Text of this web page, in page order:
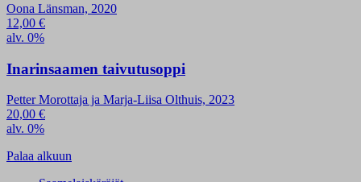
Oona Länsman, 2020
12,00 €
alv. 0%
Inarinsaamen taivutusoppi
Petter Morottaja ja Marja-Liisa Olthuis, 2023
20,00 €
alv. 0%
Palaa alkuun